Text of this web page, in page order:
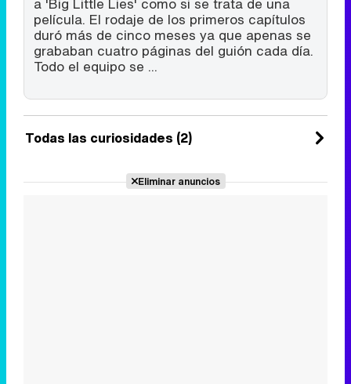
película. El rodaje de los primeros capítulos
duró más de cinco meses ya que apenas se
grababan cuatro páginas del guión cada día.
Todo el equipo se ...
Todas las curiosidades (2)
Eliminar anuncios